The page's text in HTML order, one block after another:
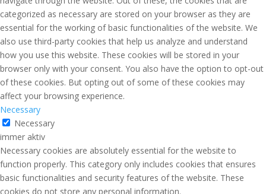
categorized as necessary are stored on your browser as they are
essential for the working of basic functionalities of the website. We
also use third-party cookies that help us analyze and understand
how you use this website. These cookies will be stored in your
browser only with your consent. You also have the option to opt-out
of these cookies. But opting out of some of these cookies may
affect your browsing experience.
Necessary
Necessary
immer aktiv
Necessary cookies are absolutely essential for the website to
function properly. This category only includes cookies that ensures
basic functionalities and security features of the website. These
cookies do not store any personal information.